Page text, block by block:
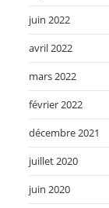
juin 2022
avril 2022
mars 2022
février 2022
décembre 2021
juillet 2020
juin 2020